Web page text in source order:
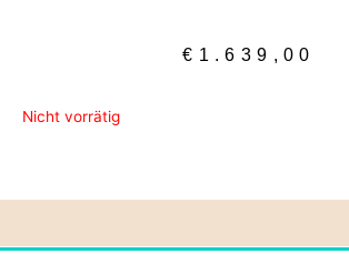
€ 1.639,00
Nicht vorrätig